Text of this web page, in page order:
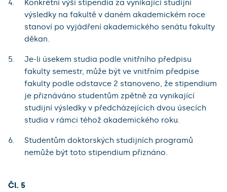
Konkrétní výši stipendia za vynikající studijní
výsledky na fakultě v daném akademickém roce
stanoví po vyjádření akademického senátu fakulty
děkan.
Je-li úsekem studia podle vnitřního předpisu
fakulty semestr, může být ve vnitřním předpise
fakulty podle odstavce 2 stanoveno, že stipendium
je přiznáváno studentům zpětně za vynikající
studijní výsledky v předcházejících dvou úsecích
studia v rámci téhož akademického roku.
Studentům doktorských studijních programů
nemůže být toto stipendium přiznáno.
Čl. 5